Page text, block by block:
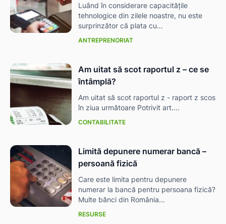
Luând în considerare capacitățile
tehnologice din zilele noastre, nu este
surprinzător că plata cu...
ANTREPRENORIAT
Am uitat să scot raportul z – ce se
întâmplă?
Am uitat să scot raportul z - raport z scos
în ziua următoare Potrivit art....
CONTABILITATE
Limită depunere numerar bancă –
persoană fizică
Care este limita pentru depunere
numerar la bancă pentru persoana fizică?
Multe bănci din România...
RESURSE